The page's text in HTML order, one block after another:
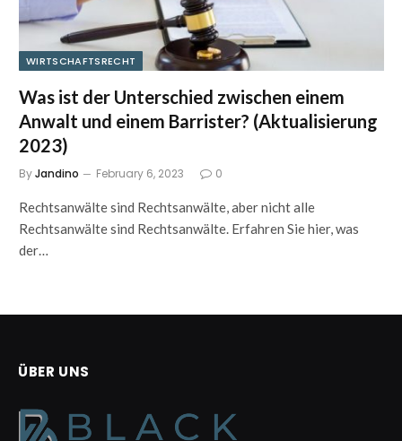
WIRTSCHAFTSRECHT
Was ist der Unterschied zwischen einem
Anwalt und einem Barrister? (Aktualisierung
2023)
ByJandino February 6, 2023 0
Rechtsanwälte sind Rechtsanwälte, aber nicht alle
Rechtsanwälte sind Rechtsanwälte. Erfahren Sie hier, was
der…
ÜBER UNS